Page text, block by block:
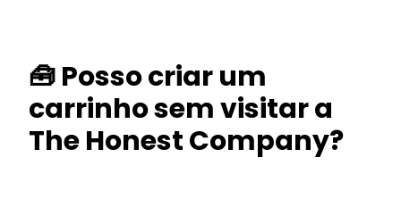
🧰 Posso criar um
carrinho sem visitar a
The Honest Company?